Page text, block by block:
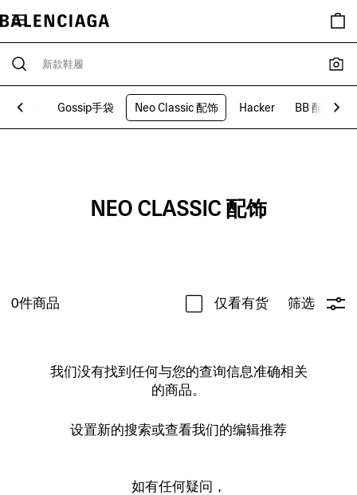
配饰 Gossip手袋 Neo Classic 配饰 Hacker BB 配饰
NEO CLASSIC 配饰
0件商品 仅看有货 筛选
我们没有找到任何与您的查询信息准确相关
的商品。
设置新的搜索或查看我们的编辑推荐
如有任何疑问，